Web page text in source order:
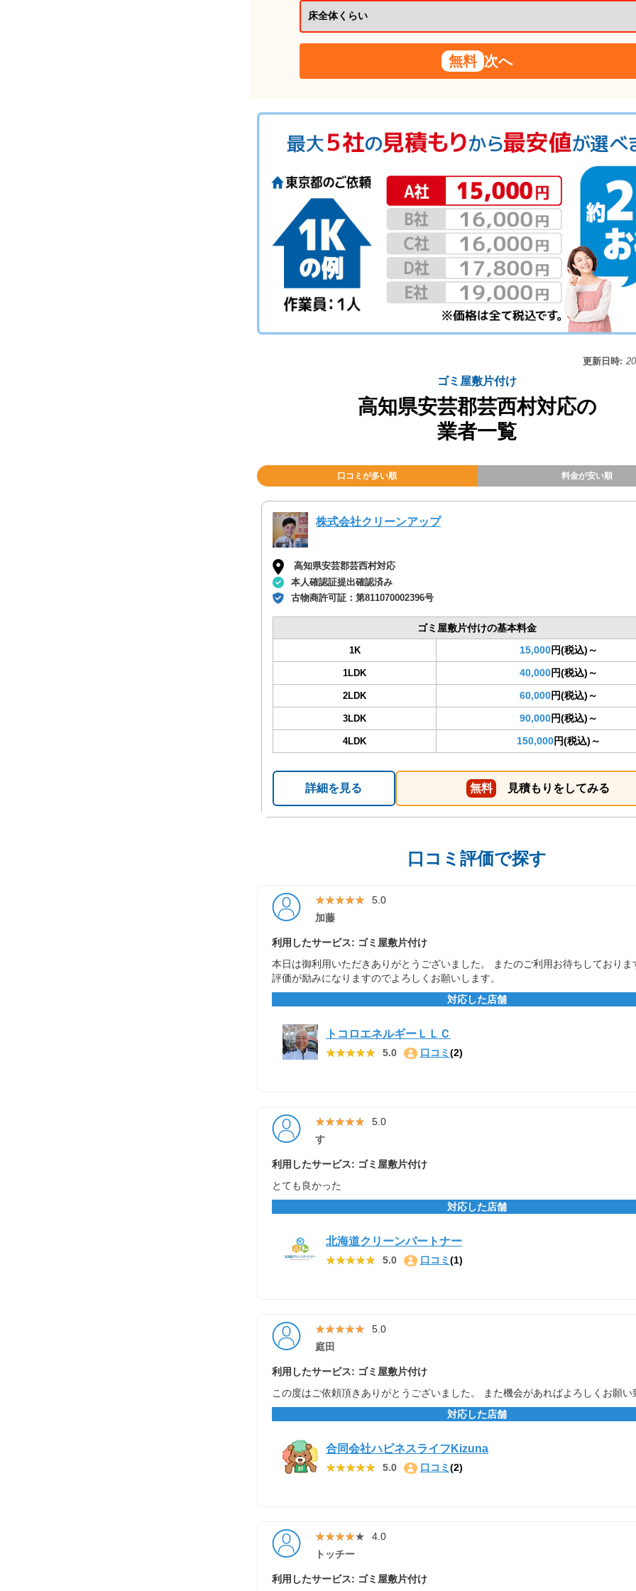
無料 次へ
更新日時:
ゴミ屋敷片付け
高知県安芸郡芸西村対応の
業者一覧
口コミが多い順 料金が安い順
株式会社クリーンアップ
高知県安芸郡芸西村対応
本人確認証提出確認済み
古物商許可証： 第811070002396号
ゴミ屋敷片付けの基本料金
1K 15,000円(税込)～
1LDK 40,000円(税込)～
2LDK 60,000円(税込)～
3LDK 90,000円(税込)～
4LDK 150,000円(税込)～
詳細を見る 無料 見積もりをしてみる
口コミ評価で探す
★★★★★
★★★★★ 5.0
加藤
利用したサービス: ゴミ屋敷片付け
本日は御利用いただきありがとうございました。 またのご利用お待ちしておりま
評価が励みになりますのでよろしくお願いします。
対応した店舗
トコロエネルギーＬＬＣ
★★★★★
★★★★★ 5.0 口コミ (2)
★★★★★
★★★★★ 5.0
す
利用したサービス: ゴミ屋敷片付け
とても良かった
対応した店舗
北海道クリーンパートナー
★★★★★
★★★★★ 5.0 口コミ (1)
★★★★★
★★★★★ 5.0
庭田
利用したサービス: ゴミ屋敷片付け
この度はご依頼頂きありがとうございました。 また機会があればよろしくお願い
対応した店舗
合同会社ハピネスライフKizuna
★★★★★
★★★★★ 5.0 口コミ (2)
★★★★★
★★★★★ 4.0
トッチー
利用したサービス: ゴミ屋敷片付け